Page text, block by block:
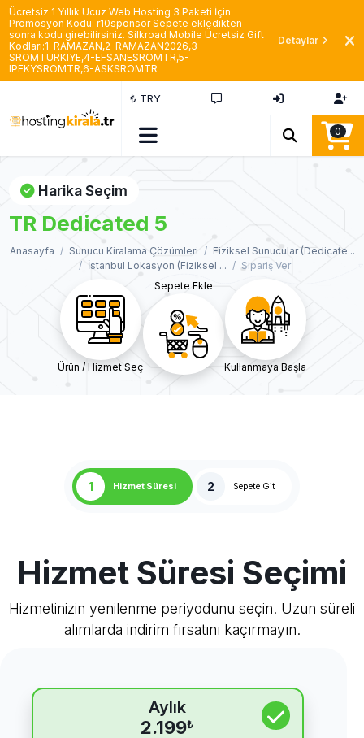
Ücretsiz 1 Yıllık Ucuz Web Hosting 3 Paketi İçin
Promosyon Kodu: r10sponsor Sepete ekledikten
sonra kodu girebilirsiniz. Silkroad Mobile Ücretsiz Gift
Kodları:1-RAMAZAN,2-RAMAZAN2026,3-
SROMTURKIYE,4-EFSANESROMTR,5-
IPEKYSROMTR,6-ASKSROMTR
Detaylar
₺ TRY
0
TR Dedicated 5
Harika Seçim
Anasayfa Sunucu Kiralama Çözümleri
Fiziksel Sunucular (Dedicate...
İstanbul Lokasyon (Fiziksel ...
Sipariş Ver
Ürün / Hizmet Seç
Sepete Ekle
Kullanmaya Başla
1 Hizmet Süresi 2 Sepete Git
Hizmet Süresi Seçimi
Hizmetinizin yenilenme periyodunu seçin. Uzun süreli
alımlarda indirim fırsatını kaçırmayın.
Aylık
2.199₺